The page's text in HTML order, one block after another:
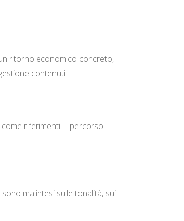
ritorno economico concreto,
contenuti.
riferimenti. Il percorso
malintesi sulle tonalità, sui